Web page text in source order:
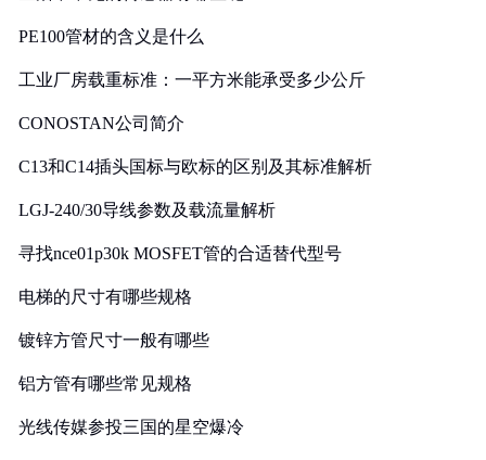
PE100管材的含义是什么
工业厂房载重标准：一平方米能承受多少公斤
CONOSTAN公司简介
C13和C14插头国标与欧标的区别及其标准解析
LGJ-240/30导线参数及载流量解析
寻找nce01p30k MOSFET管的合适替代型号
电梯的尺寸有哪些规格
镀锌方管尺寸一般有哪些
铝方管有哪些常见规格
光线传媒参投三国的星空爆冷